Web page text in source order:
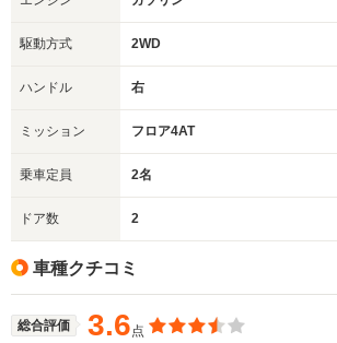
駆動方式 2WD
ハンドル 右
ミッション フロア4AT
乗車定員 2名
ドア数 2
車種クチコミ
総合評価 3.6点